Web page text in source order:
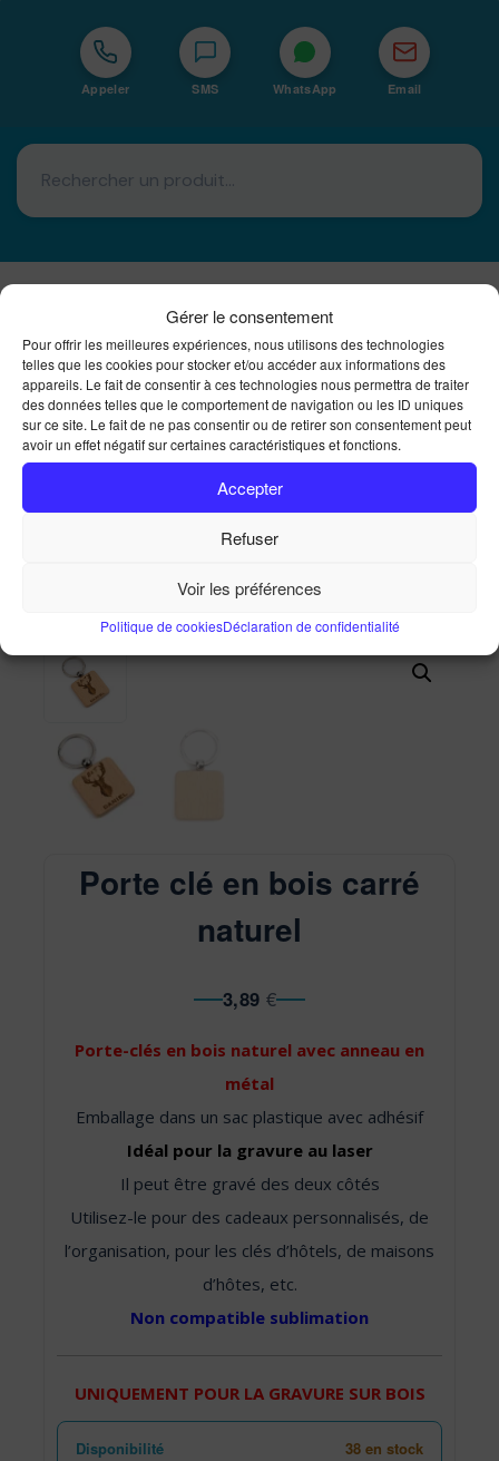
Gérer le consentement
Pour offrir les meilleures expériences, nous utilisons des technologies
telles que les cookies pour stocker et/ou accéder aux informations des
appareils. Le fait de consentir à ces technologies nous permettra de traiter
des données telles que le comportement de navigation ou les ID uniques
sur ce site. Le fait de ne pas consentir ou de retirer son consentement peut
avoir un effet négatif sur certaines caractéristiques et fonctions.
Accepter
Refuser
Voir les préférences
Politique de cookiesDéclaration de confidentialité
Appeler SMS WhatsApp Email
Basé à La Réunion · 974
Bureautique Reunion Ei
Intégrateur de solutions d'impression Bureautique et
DTF à la Réunion
Porte clé en bois carré naturel
Porte clé en bois carré
naturel
3,89 €
Porte-clés en bois naturel avec anneau en
métal
Emballage dans un sac plastique avec adhésif
Idéal pour la gravure au laser
Il peut être gravé des deux côtés
Utilisez-le pour des cadeaux personnalisés, de
l’organisation, pour les clés d’hôtels, de maisons
d’hôtes, etc.
Non compatible sublimation
UNIQUEMENT POUR LA GRAVURE SUR BOIS
Disponibilité 38 en stock